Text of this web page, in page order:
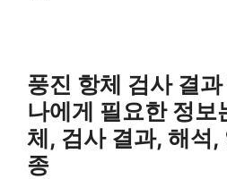
풍진 항체 검사 결과
나에게 필요한 정보
체, 검사 결과, 해석,
종